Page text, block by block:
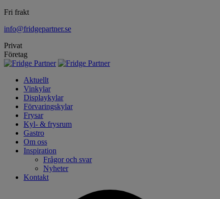
Fri frakt
info@fridgepartner.se
Privat
Företag
Aktuellt
Vinkylar
Displaykylar
Förvaringskylar
Frysar
Kyl- & frysrum
Gastro
Om oss
Inspiration
Frågor och svar
Nyheter
Kontakt